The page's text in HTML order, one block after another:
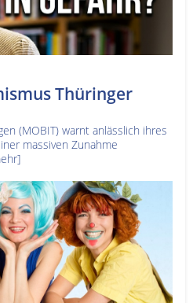
Thüringer
(MOBIT) warnt anlässlich ihres
massiven Zunahme